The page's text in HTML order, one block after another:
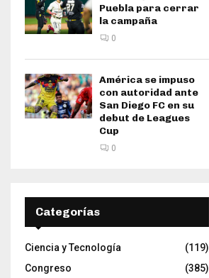
Puebla para cerrar
la campaña
0
América se impuso
con autoridad ante
San Diego FC en su
debut de Leagues
Cup
0
Categorías
Ciencia y Tecnología
(119)
Congreso
(385)